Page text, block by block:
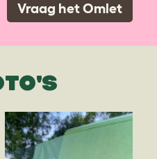
Vraag het Omlet